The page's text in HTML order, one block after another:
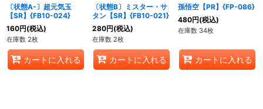
〔状態A-〕超元気玉
【SR】{FB10-024}
160円(税込)
在庫数 2枚
カートに入れる
〔状態B〕ミスター・サ
タン【SR】{FB10-021}
280円(税込)
在庫数 2枚
カートに入れる
孫悟空【PR】{FP-086}
480円(税込)
在庫数 34枚
カートに入れる